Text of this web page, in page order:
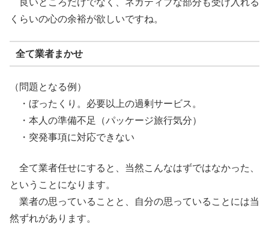
くらいの心の余裕が欲しいですね。
全て業者まかせ
（問題となる例）
・ぼったくり。必要以上の過剰サービス。
・本人の準備不足（パッケージ旅行気分）
・突発事項に対応できない
全て業者任せにすると、当然こんなはずではなかった、
ということになります。
業者の思っていることと、自分の思っていることには当
然ずれがあります。